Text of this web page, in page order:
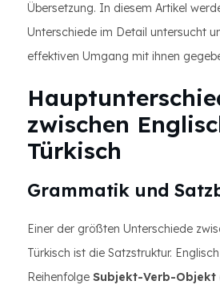
Übersetzung. In diesem Artikel
Unterschiede im Detail untersucht
effektiven Umgang mit ihnen
zwischen
Türkisch
Grammatik und
Einer der größten Unterschiede
Türkisch ist die Satzstruktur.
Reihenfolge Subjekt-Verb-Objekt